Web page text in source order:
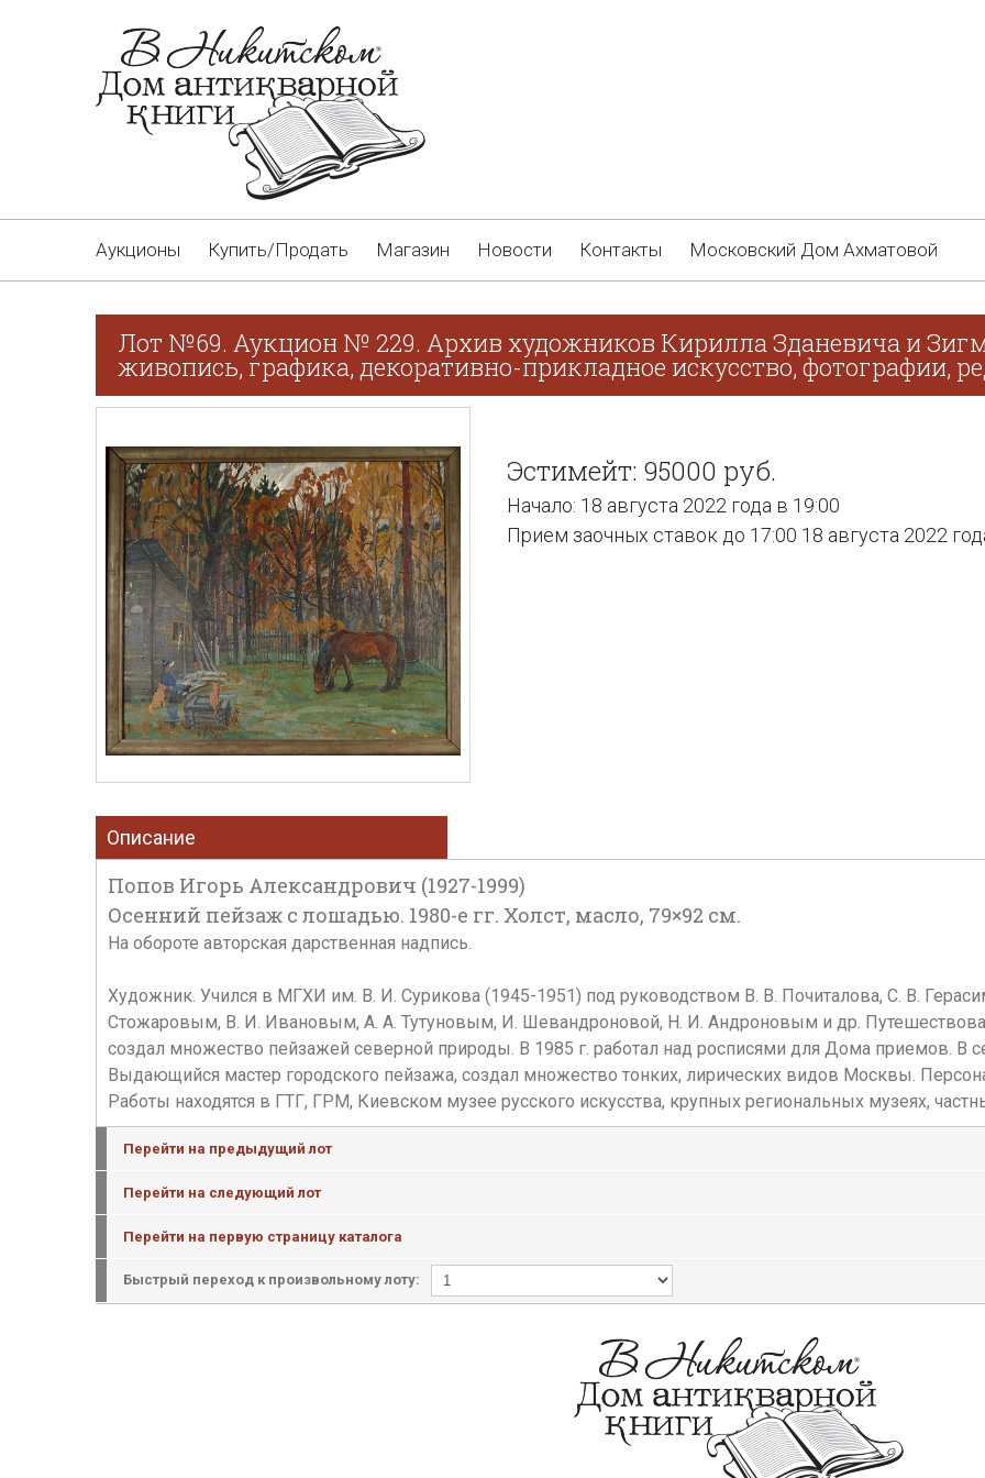
Аукционы Купить/Продать Магазин Новости Контакты Московский Дом Ахматовой
Лот №69. Аукцион № 229. Архив художников Кирилла Зданевича и
живопись, графика, декоративно-прикладное искусство, фотографии,
Эстимейт: 95000 руб.
Начало: 18 августа 2022 года в 19:00
Прием заочных ставок до 17:00 18 августа 2022
Описание
Попов Игорь Александрович (1927-1999)
Осенний пейзаж с лошадью. 1980-е гг. Холст, масло, 79×92 см.
На обороте авторская дарственная надпись.
Художник. Учился в МГХИ им. В. И. Сурикова (1945-1951) под руководством В. В. Почиталова, С. В.
Стожаровым, В. И. Ивановым, А. А. Тутуновым, И. Шевандроновой, Н. И. Андроновым и др.
создал множество пейзажей северной природы. В 1985 г. работал над росписями для Дома приемов. В
Выдающийся мастер городского пейзажа, создал множество тонких, лирических видов Москвы.
Работы находятся в ГТГ, ГРМ, Киевском музее русского искусства, крупных региональных музеях,
Перейти на предыдущий лот
Перейти на следующий лот
Перейти на первую страницу каталога
Быстрый переход к произвольному лоту: